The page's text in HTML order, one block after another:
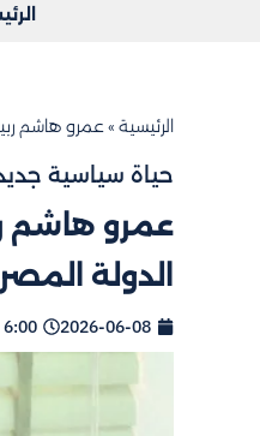
الرئيسية »عمرو هاشم
حياة سياسية
عمرو هاشم
الدولة
2026-06-08 6:00 م